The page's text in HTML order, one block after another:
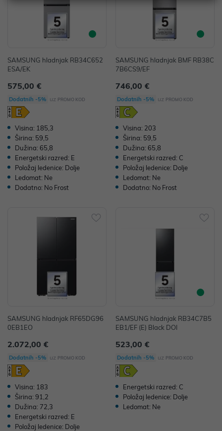
SAMSUNG hladnjak RB34C652
ESA/EK
575,00 €
Dodatnih -5% uz PROMO KOD
Visina: 185,3
Širina: 59,5
Dužina: 65,8
Energetski razred: E
Položaj ledenice: Dolje
Ledomat: Ne
Dodatno: No Frost
SAMSUNG hladnjak BMF RB38C
7B6CS9/EF
746,00 €
Dodatnih -5% uz PROMO KOD
Visina: 203
Širina: 59,5
Dužina: 65,8
Energetski razred: C
Položaj ledenice: Dolje
Ledomat: Ne
Dodatno: No Frost
SAMSUNG hladnjak RF65DG96
0EB1EO
2.072,00 €
Dodatnih -5% uz PROMO KOD
Visina: 183
Širina: 91,2
Dužina: 72,3
Energetski razred: E
Položaj ledenice: Dolje
SAMSUNG hladnjak RB34C7B5
EB1/EF (E) Black DOI
523,00 €
Dodatnih -5% uz PROMO KOD
Energetski razred: C
Položaj ledenice: Dolje
Ledomat: Ne